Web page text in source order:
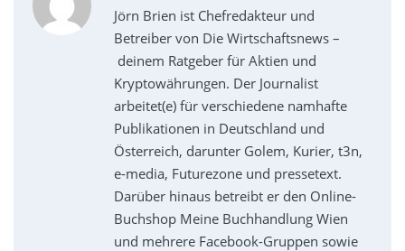
Jörn Brien ist Chefredakteur und
Betreiber von Die Wirtschaftsnews –
deinem Ratgeber für Aktien und
Kryptowährungen. Der Journalist
arbeitet(e) für verschiedene namhafte
Publikationen in Deutschland und
Österreich, darunter Golem, Kurier, t3n,
e-media, Futurezone und pressetext.
Darüber hinaus betreibt er den Online-
Buchshop Meine Buchhandlung Wien
und mehrere Facebook-Gruppen sowie